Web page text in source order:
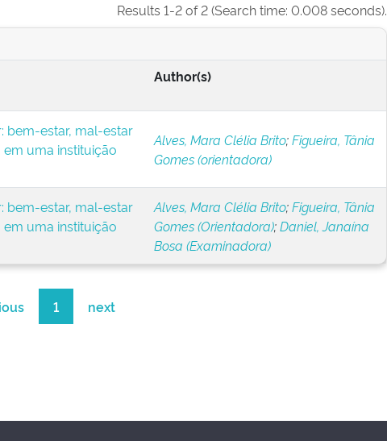
Results 1-2 of 2 (Search time: 0.008 seconds).
Author(s)
bem-estar, mal-estar
uma instituição
Alves, Mara Clélia Brito;Figueira, Tânia
Gomes (orientadora)
bem-estar, mal-estar
uma instituição
Alves, Mara Clélia Brito;Figueira, Tânia
Gomes (Orientadora);Daniel, Janaína
Bosa (Examinadora)
1 next